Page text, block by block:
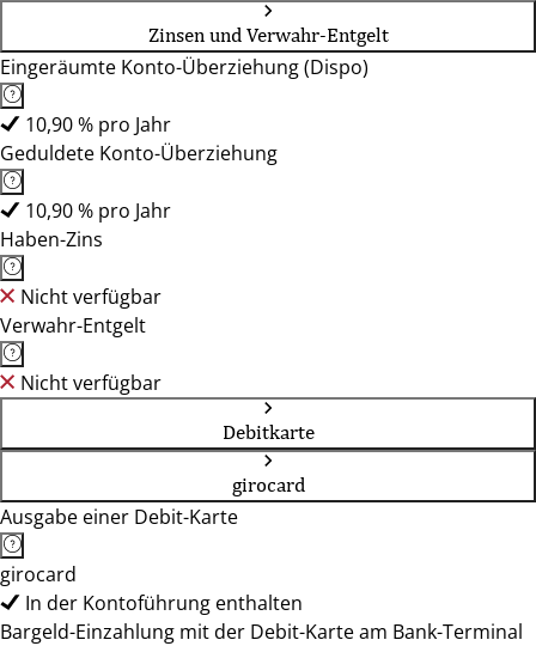
Zinsen und Verwahr-Entgelt
Eingeräumte Konto-Überziehung (Dispo)
10,90 % pro Jahr
Geduldete Konto-Überziehung
10,90 % pro Jahr
Haben-Zins
Nicht verfügbar
Verwahr-Entgelt
Nicht verfügbar
Debitkarte
girocard
Ausgabe einer Debit-Karte
girocard
In der Kontoführung enthalten
Bargeld-Einzahlung mit der Debit-Karte am Bank-Terminal